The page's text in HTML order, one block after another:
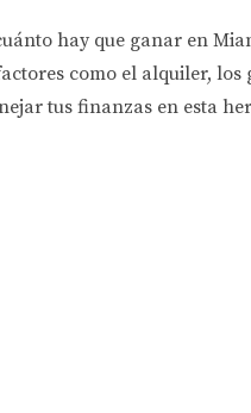
hay que ganar en
como el alquiler, los
tus finanzas en esta